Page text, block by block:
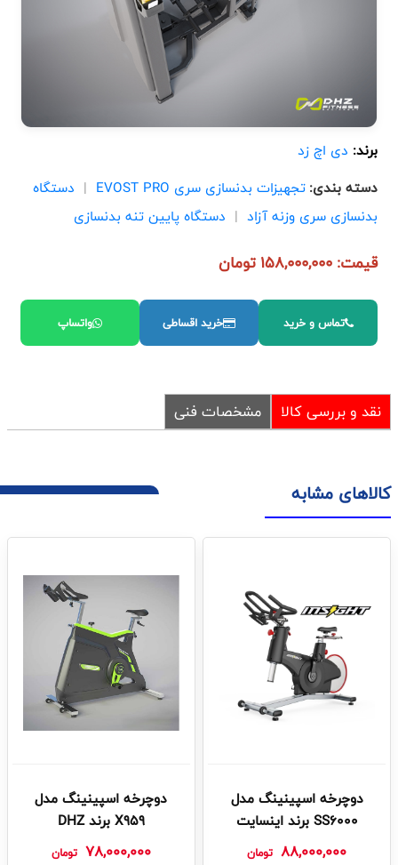
برند: دی اچ زد
دسته بندی:تجهیزات بدنسازی سری EVOST PRO | دستگاه
بدنسازی سری وزنه آزاد | دستگاه پایین تنه بدنسازی
قیمت: 158,000,000 تومان
تماس و خرید خرید اقساطی واتساپ
نقد و بررسی کالا مشخصات فنی
کالاهای مشابه
دوچرخه اسپینینگ مدل
SS6000 برند اینسایت
88,000,000 تومان
دوچرخه اسپینینگ مدل
X959 برند DHZ
78,000,000 تومان